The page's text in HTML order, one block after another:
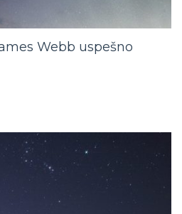
Webb uspešno